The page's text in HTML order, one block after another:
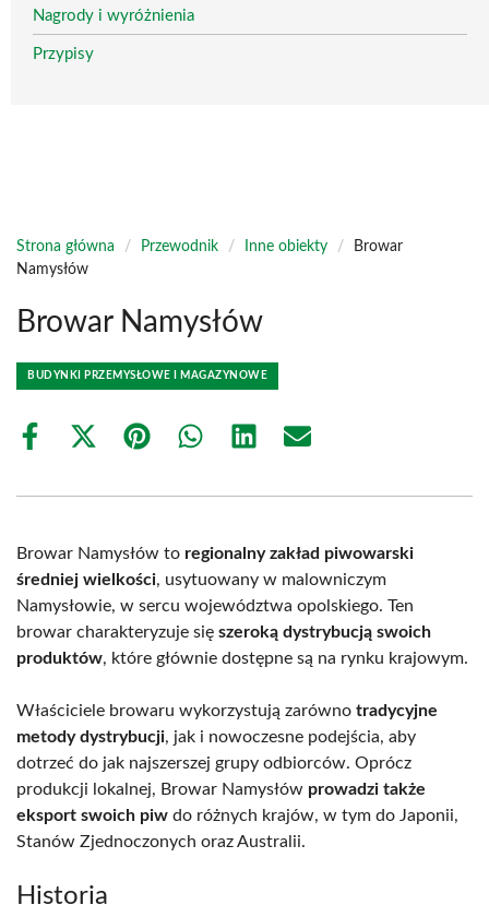
Nagrody i wyróżnienia
Przypisy
Strona główna / Przewodnik / Inne obiekty /
Browar
Namysłów
Browar Namysłów
BUDYNKI PRZEMYSŁOWE I MAGAZYNOWE
Share
Share
(Twitter)
Share Share Share Share
Browar Namysłów to regionalny zakład piwowarski
średniej wielkości, usytuowany w malowniczym
Namysłowie, w sercu województwa opolskiego. Ten
browar charakteryzuje się szeroką dystrybucją swoich
produktów, które głównie dostępne są na rynku krajowym.
Właściciele browaru wykorzystują zarówno tradycyjne
metody dystrybucji, jak i nowoczesne podejścia, aby
dotrzeć do jak najszerszej grupy odbiorców. Oprócz
produkcji lokalnej, Browar Namysłów prowadzi także
eksport swoich piw do różnych krajów, w tym do Japonii,
Stanów Zjednoczonych oraz Australii.
Historia